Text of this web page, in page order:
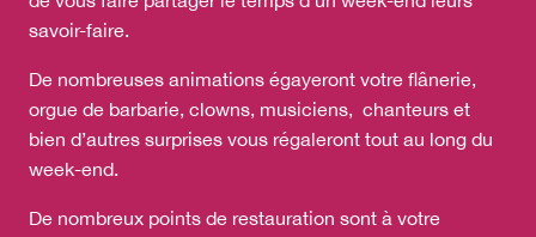
savoir-faire.
De nombreuses animations égayeront votre flânerie,
orgue de barbarie, clowns, musiciens, chanteurs et
bien d’autres surprises vous régaleront tout au long du
week-end.
De nombreux points de restauration sont à votre